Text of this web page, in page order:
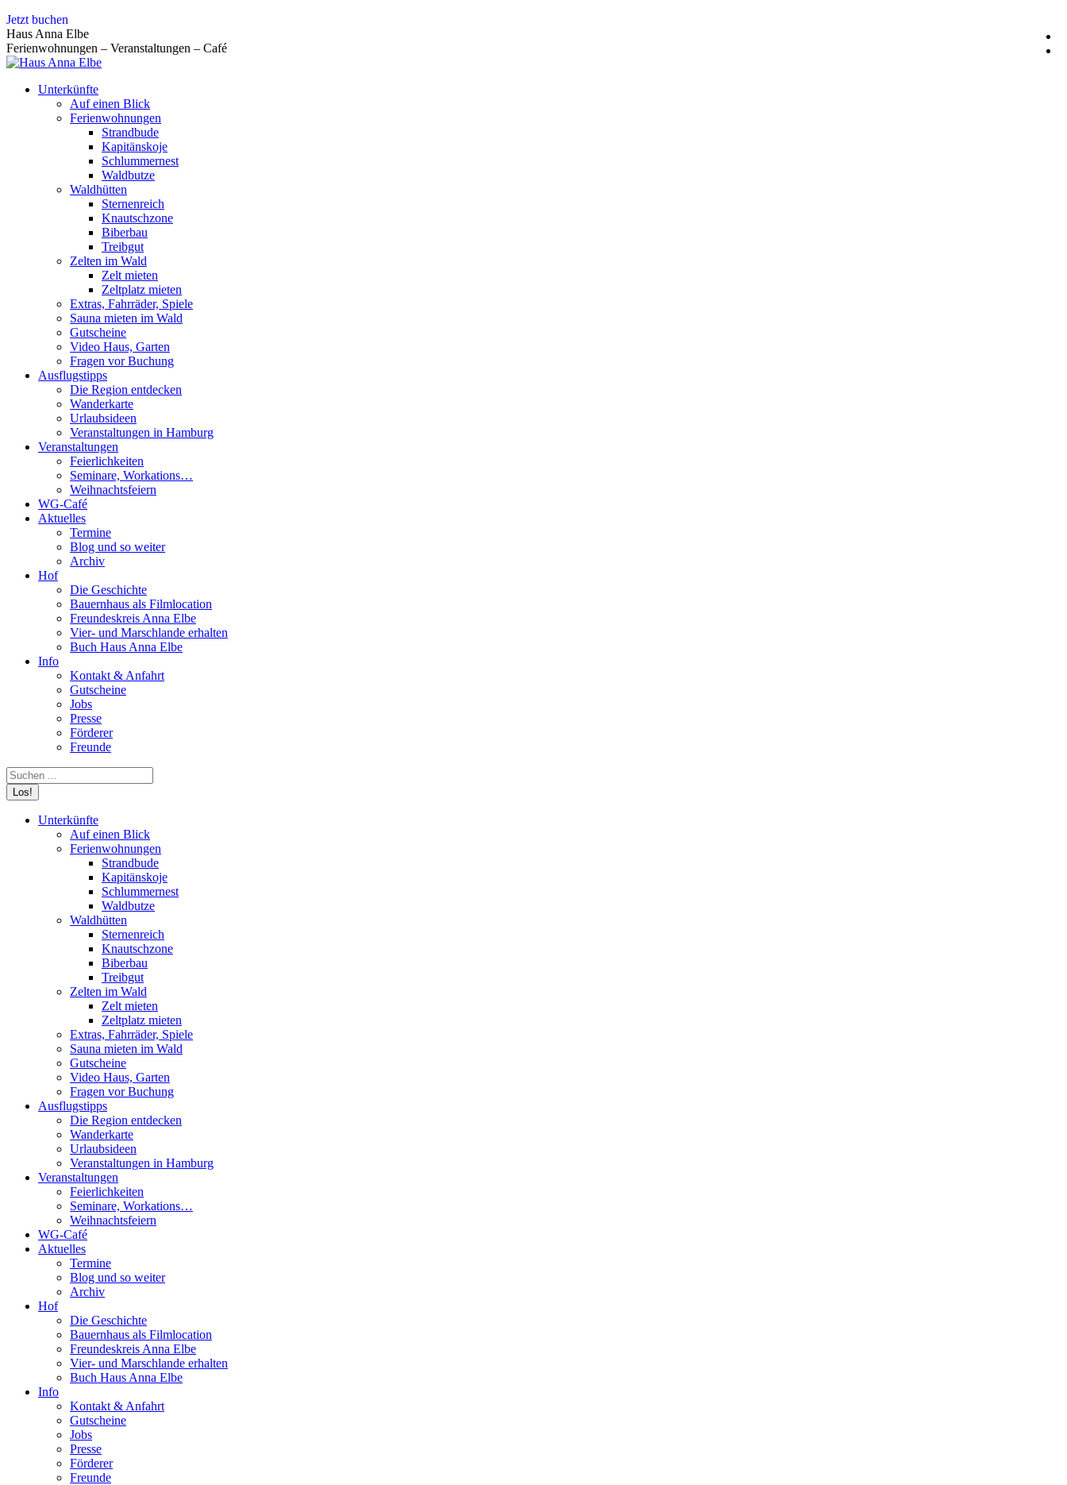
Zum
Inhalt
springen
Jetzt buchen
Haus Anna Elbe
Ferienwohnungen – Veranstaltungen – Café
Unterkünfte
Auf einen Blick
Ferienwohnungen
Strandbude
Kapitänskoje
Schlummernest
Waldbutze
Waldhütten
Sternenreich
Knautschzone
Biberbau
Treibgut
Zelten im Wald
Zelt mieten
Zeltplatz mieten
Extras, Fahrräder, Spiele
Sauna mieten im Wald
Gutscheine
Video Haus, Garten
Fragen vor Buchung
Ausflugstipps
Die Region entdecken
Wanderkarte
Urlaubsideen
Veranstaltungen in Hamburg
Veranstaltungen
Feierlichkeiten
Seminare, Workations…
Weihnachtsfeiern
WG-Café
Aktuelles
Termine
Blog und so weiter
Archiv
Hof
Die Geschichte
Bauernhaus als Filmlocation
Freundeskreis Anna Elbe
Vier- und Marschlande erhalten
Buch Haus Anna Elbe
Info
Kontakt & Anfahrt
Gutscheine
Jobs
Presse
Förderer
Freunde
Search:
Unterkünfte
Auf einen Blick
Ferienwohnungen
Strandbude
Kapitänskoje
Schlummernest
Waldbutze
Waldhütten
Sternenreich
Knautschzone
Biberbau
Treibgut
Zelten im Wald
Zelt mieten
Zeltplatz mieten
Extras, Fahrräder, Spiele
Sauna mieten im Wald
Gutscheine
Video Haus, Garten
Fragen vor Buchung
Ausflugstipps
Die Region entdecken
Wanderkarte
Urlaubsideen
Veranstaltungen in Hamburg
Veranstaltungen
Feierlichkeiten
Seminare, Workations…
Weihnachtsfeiern
WG-Café
Aktuelles
Termine
Blog und so weiter
Archiv
Hof
Die Geschichte
Bauernhaus als Filmlocation
Freundeskreis Anna Elbe
Vier- und Marschlande erhalten
Buch Haus Anna Elbe
Info
Kontakt & Anfahrt
Gutscheine
Jobs
Presse
Förderer
Freunde